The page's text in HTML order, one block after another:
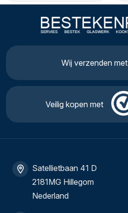
Wij verzenden met
Veilig kopen met
Satellietbaan 41 D
2181MG Hillegom
Nederland